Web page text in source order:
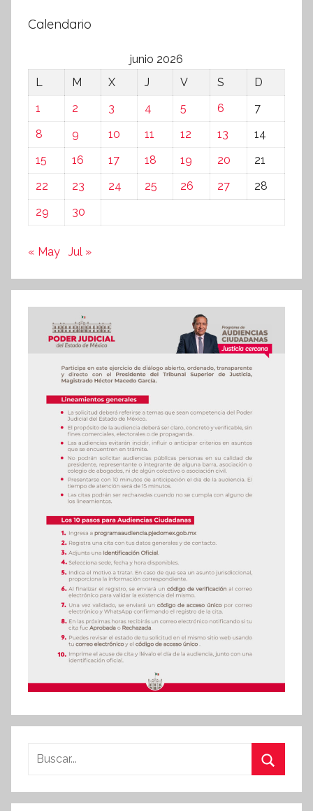
Calendario
junio 2026
L
M X J V S
D
1
2 3 4 5 6
7
8
9 10 11 12 13
14
15
16 17 18 19 20
21
22
23 24 25 26 27
28
29
30
« May Jul »
Buscar: